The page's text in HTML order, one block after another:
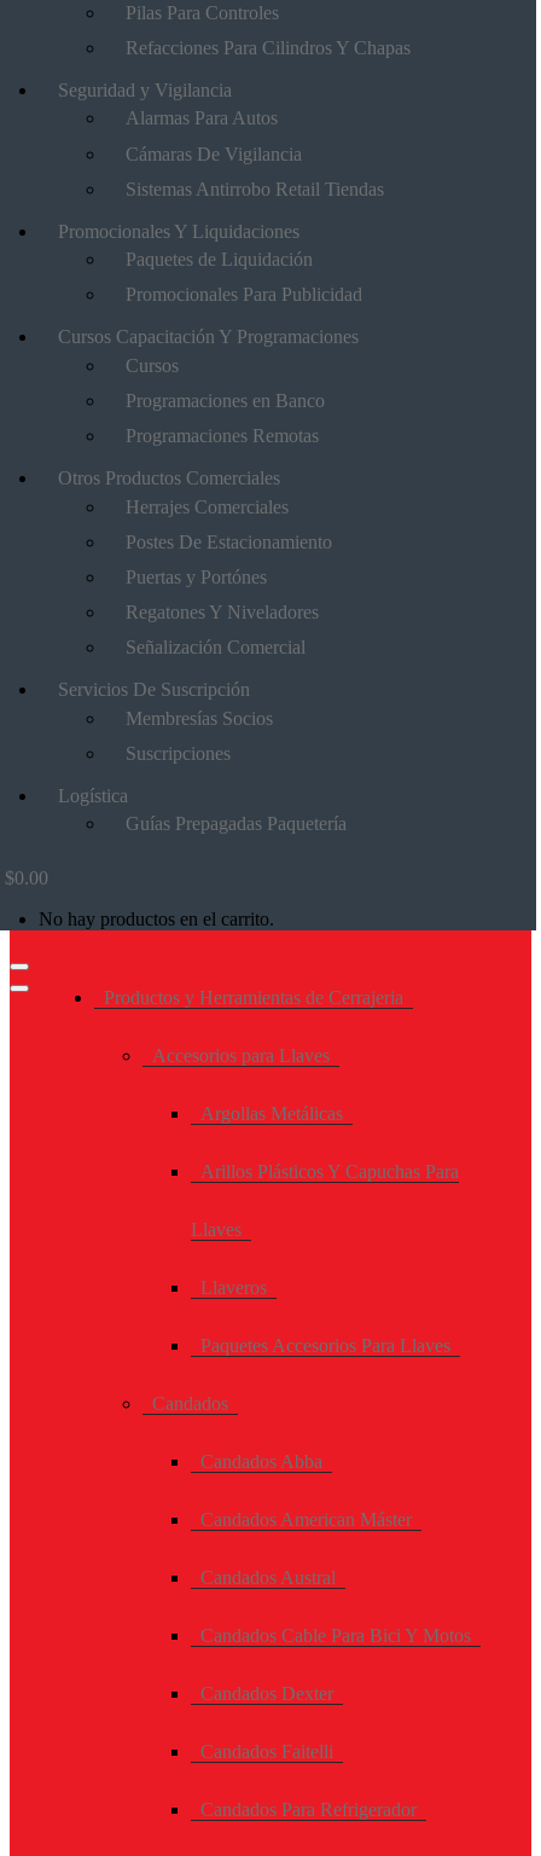
Pilas Para Controles
Refacciones Para Cilindros Y Chapas
Seguridad y Vigilancia
Alarmas Para Autos
Cámaras De Vigilancia
Sistemas Antirrobo Retail Tiendas
Promocionales Y Liquidaciones
Paquetes de Liquidación
Promocionales Para Publicidad
Cursos Capacitación Y Programaciones
Cursos
Programaciones en Banco
Programaciones Remotas
Otros Productos Comerciales
Herrajes Comerciales
Postes De Estacionamiento
Puertas y Portónes
Regatones Y Niveladores
Señalización Comercial
Servicios De Suscripción
Membresías Socios
Suscripciones
Logística
Guías Prepagadas Paquetería
$0.00
No hay productos en el carrito.
Productos y Herramientas de Cerrajeria
Accesorios para Llaves
Argollas Metálicas
Arillos Plásticos Y Capuchas Para
Llaves
Llaveros
Paquetes Accesorios Para Llaves
Candados
Candados Abba
Candados American Máster
Candados Austral
Candados Cable Para Bici Y Motos
Candados Dexter
Candados Faitelli
Candados Para Refrigerador